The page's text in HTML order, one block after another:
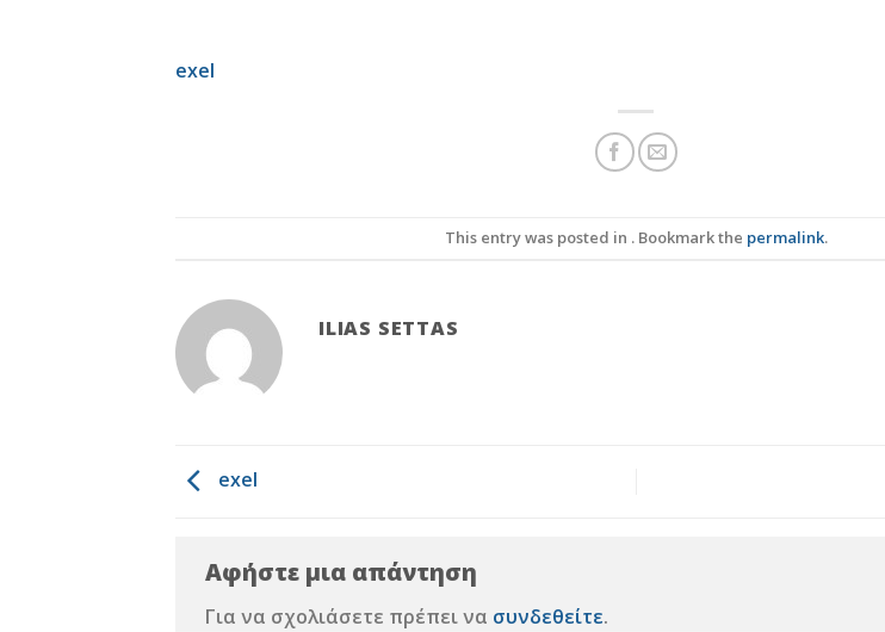
exel
This entry was posted in . Bookmark the permalink.
ILIAS SETTAS
exel
Αφήστε μια απάντηση
Για να σχολιάσετε πρέπει να συνδεθείτε.